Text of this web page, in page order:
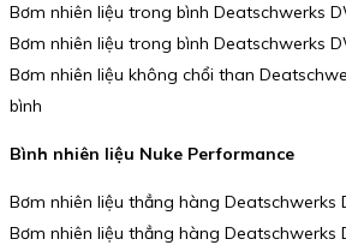
Bơm nhiên liệu trong bình Deatschwerks
Bơm nhiên liệu trong bình Deatschwerks
Bơm nhiên liệu không chổi than
bình
Bình nhiên liệu Nuke Performance
Bơm nhiên liệu thẳng hàng Deatschwerks
Bơm nhiên liệu thẳng hàng Deatschwerks